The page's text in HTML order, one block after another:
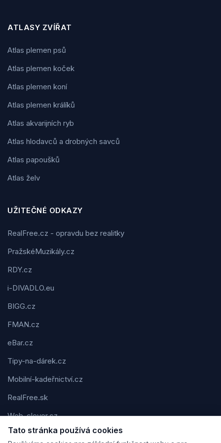
ATLASY ZVÍŘAT
Atlas plemen psů
Atlas plemen koček
Atlas plemen koní
Atlas plemen králíků
Atlas akvarijních ryb
Atlas hlodavců a drobných savců
Atlas papoušků
Atlas želv
UŽITEČNÉ ODKAZY
RealFree.cz - opravdu bez realitky
PražskéMuzikály.cz
RDY.cz
i-DIVADLO.eu
BIGG.cz
FMAN.cz
eBar.cz
Tipy-na-dárek.cz
Mobilní-kadeřnictví.cz
RealFree.sk
Web-clever.cz
Kvízov.cz
Tato stránka používá cookies